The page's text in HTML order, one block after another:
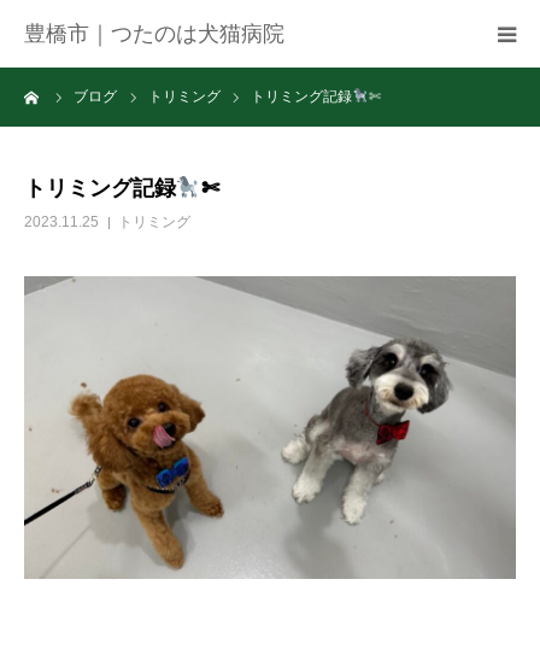
豊橋市｜つたのは犬猫病院
ブログ トリミング トリミング記録 ✄
トリミング記録 ✄
2023.11.25 トリミング
病院紹介
ブログ
お問い合わせ